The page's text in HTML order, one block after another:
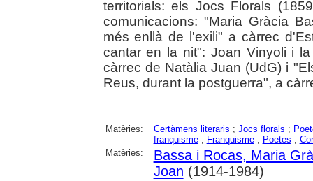
territorials: els Jocs Florals
comunicacions: "Maria Gràcia
més enllà de l'exili" a càrrec
cantar en la nit": Joan Vinyoli i
càrrec de Natàlia Juan (UdG) i
Reus, durant la postguerra", a
Matèries: Certàmens literaris ; Jocs florals ;
franquisme; Franquisme; Poetes ;
Matèries:
Bassa i Rocas, Maria
Joan (1914-1984)